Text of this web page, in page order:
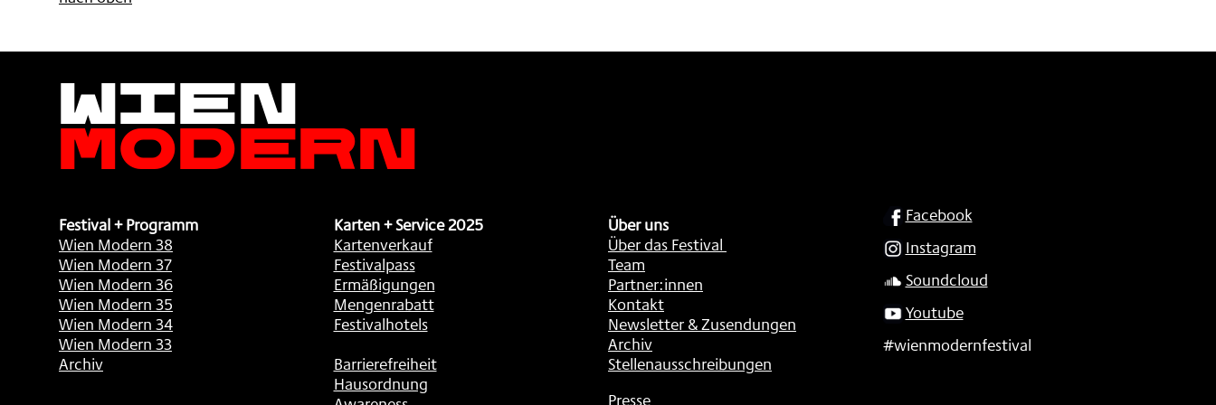
Wien
Modern
Festival + Programm
Wien Modern 38
Wien Modern 37
Wien Modern 36
Wien Modern 35
Wien Modern 34
Wien Modern 33
Archiv
Karten + Service 2025
Kartenverkauf
Festivalpass
Ermäßigungen
Mengenrabatt
Festivalhotels
Barrierefreiheit
Hausordnung
Über uns
Über das Festival
Team
Partner:innen
Kontakt
Newsletter & Zusendungen
Archiv
Stellenausschreibungen
Presse
SOCIAL
Facebook
Instagram
Soundcloud
Youtube
#wienmodernfestival